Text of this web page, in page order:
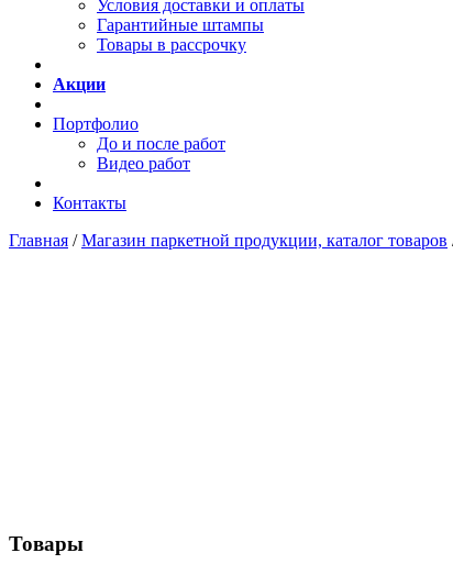
Условия доставки и оплаты
Гарантийные штампы
Товары в рассрочку
Акции
Портфолио
До и после работ
Видео работ
Контакты
Главная /Магазин паркетной продукции, каталог товаров
Товары